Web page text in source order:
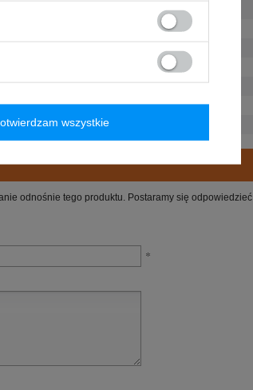
odnośnie tego produktu. Postaramy się odpowiedzieć
wszystkie